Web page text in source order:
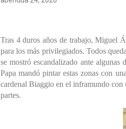
Tras 4 duros años de trabajo, Miguel
para los más privilegiados. Todos
se mostró escandalizado ante
Papa mandó pintar estas zonas con
cardenal Biaggio en el inframundo con
partes.